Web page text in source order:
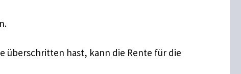
überschritten hast, kann die Rente für die